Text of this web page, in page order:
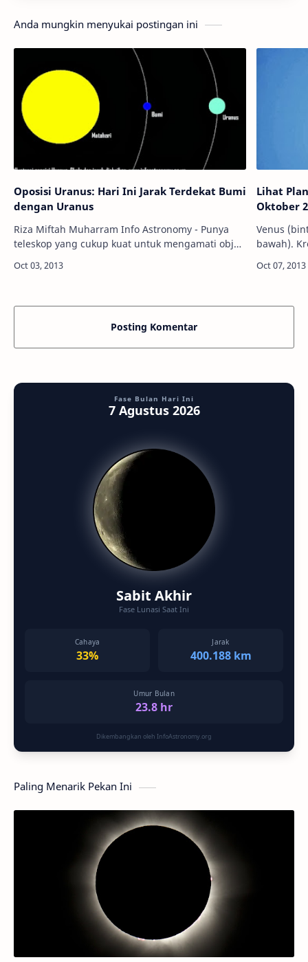
Anda mungkin menyukai postingan ini
Oposisi Uranus: Hari Ini Jarak Terdekat Bumi
dengan Uranus
Riza Miftah Muharram Info Astronomy - Punya
teleskop yang cukup kuat untuk mengamati objek
Planet Uranus mencapai oposisinya -- jara…
Lihat
Oktober
Venus
bawah). Kredit:
pernah,
Posting Komentar
Fase Bulan Hari Ini
7 Agustus 2026
Sabit Akhir
Fase Lunasi Saat Ini
Cahaya
33%
Jarak
400.188 km
Umur Bulan
23.8 hr
Dikembangkan oleh InfoAstronomy.org
Paling Menarik Pekan Ini